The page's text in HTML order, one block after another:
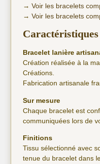
→Voir les bracelets
→Voir les bracelets
Caractéristiques
Bracelet lanière
Création réalisée à la
Créations.
Fabrication artisanale
Sur mesure
Chaque bracelet est
communiquées lors de
Finitions
Tissu sélectionné avec
tenue du bracelet dans